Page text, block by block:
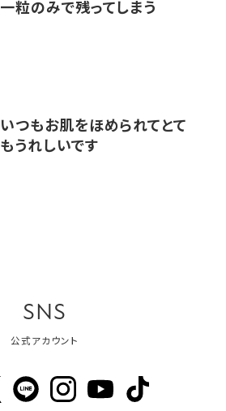
一粒のみで残ってしまう
いつもお肌をほめられてとて
もうれしいです
SNS
公式アカウント